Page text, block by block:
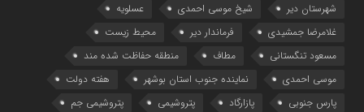
شهرستان دیر
شیخ موسی احمدی
عسلویه
غلامرضا جمشیدی
فرماندار دیر
محیط زیست
مسعود تنگستانی
مطاف
منطقه حفاظت شده مند
موسی احمدی
نماینده جنوب استان بوشهر
هفته دولت
پارس جنوبی
پازارگاد پتروشیمی
پتروشیمی جم